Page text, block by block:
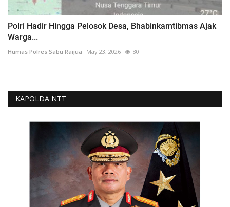
Polri Hadir Hingga Pelosok Desa, Bhabinkamtibmas Ajak
Warga...
Humas Polres Sabu Raijua May 23, 2026 80
KAPOLDA NTT